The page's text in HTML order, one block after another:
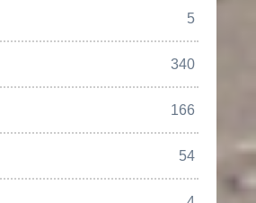
5
340
166
54